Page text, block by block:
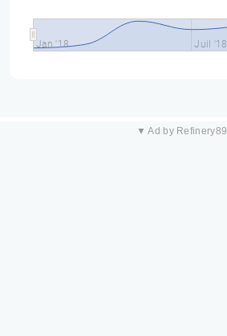
Jan '18 Juil '18
▼ Ad by Refinery89